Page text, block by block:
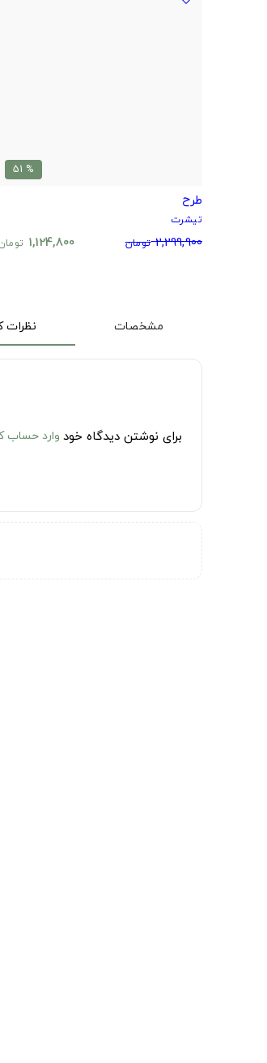
% 51
طرح
تیشرت
2,299,900 تومان 1,124,800
مشخصات نظرات
برای نوشتن دیدگاه خودوارد حساب